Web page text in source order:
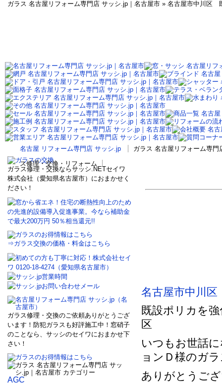
ガラス 名古屋リフォーム専門店 サッシ.jp｜名古屋市 » 名古屋市中川
名古屋 リフォーム専門店 サッシ.jp
ガラス 名古屋リフォーム専
ス修理・交換・リフォーム
名古屋市中川
既設ポリカを
区
いつもお世話
ョンＤ様のガ
ありがとうご
ガラス修理・交換ならサッシ.NETセイワ
株式会社（愛知県名古屋市）におまかせく
ださい！
⇒ガラス交換の価格・料金はこちら
ガラス修理・交換のご依頼ありがとうござ
います！防犯ガラスも好評施工中！窓硝子
のことなら、サッシのセイワにおまかせ下
さい！
AGC